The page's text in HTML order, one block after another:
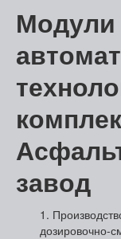
Модули
завод
1.
дозировочно-